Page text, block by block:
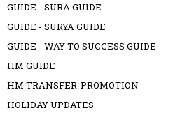
GUIDE - SURA GUIDE
GUIDE - SURYA GUIDE
GUIDE - WAY TO SUCCESS GUIDE
HM GUIDE
HM TRANSFER-PROMOTION
HOLIDAY UPDATES